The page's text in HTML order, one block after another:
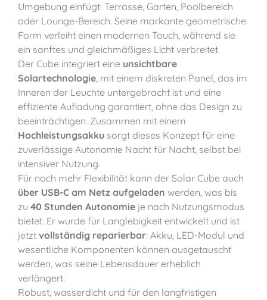
Umgebung einfügt: Terrasse, Garten, Poolbereich
oder Lounge-Bereich. Seine markante geometrische
Form verleiht einen modernen Touch, während sie
ein sanftes und gleichmäßiges Licht verbreitet.
Der Cube integriert eine unsichtbare
Solartechnologie, mit einem diskreten Panel, das im
Inneren der Leuchte untergebracht ist und eine
effiziente Aufladung garantiert, ohne das Design zu
beeinträchtigen. Zusammen mit einem
Hochleistungsakku sorgt dieses Konzept für eine
zuverlässige Autonomie Nacht für Nacht, selbst bei
intensiver Nutzung.
Für noch mehr Flexibilität kann der Solar Cube auch
über USB-C am Netz aufgeladen werden, was bis
zu 40 Stunden Autonomie je nach Nutzungsmodus
bietet. Er wurde für Langlebigkeit entwickelt und ist
jetzt vollständig reparierbar: Akku, LED-Modul und
wesentliche Komponenten können ausgetauscht
werden, was seine Lebensdauer erheblich
verlängert.
Robust, wasserdicht und für den langfristigen